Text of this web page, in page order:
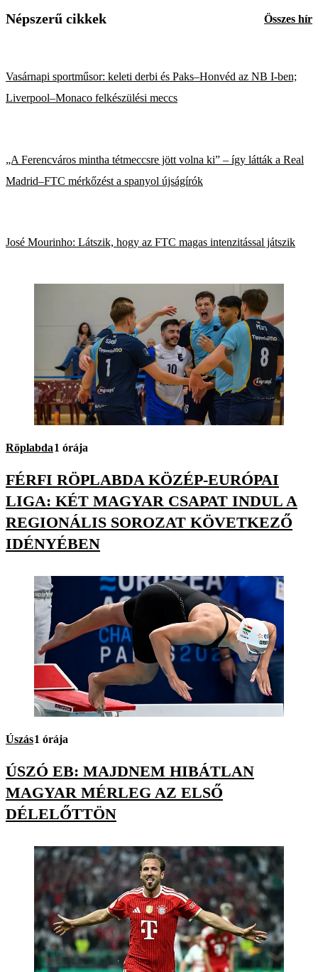
Népszerű cikkek Összes hír
Vasárnapi sportműsor: keleti derbi és Paks–Honvéd az NB I-ben;
Liverpool–Monaco felkészülési meccs
„A Ferencváros mintha tétmeccsre jött volna ki” – így látták a Real
Madrid–FTC mérkőzést a spanyol újságírók
José Mourinho: Látszik, hogy az FTC magas intenzitással játszik
Röplabda1 órája
FÉRFI RÖPLABDA KÖZÉP-EURÓPAI
LIGA: KÉT MAGYAR CSAPAT INDUL A
REGIONÁLIS SOROZAT KÖVETKEZŐ
IDÉNYÉBEN
Úszás1 órája
ÚSZÓ EB: MAJDNEM HIBÁTLAN
MAGYAR MÉRLEG AZ ELSŐ
DÉLELŐTTÖN